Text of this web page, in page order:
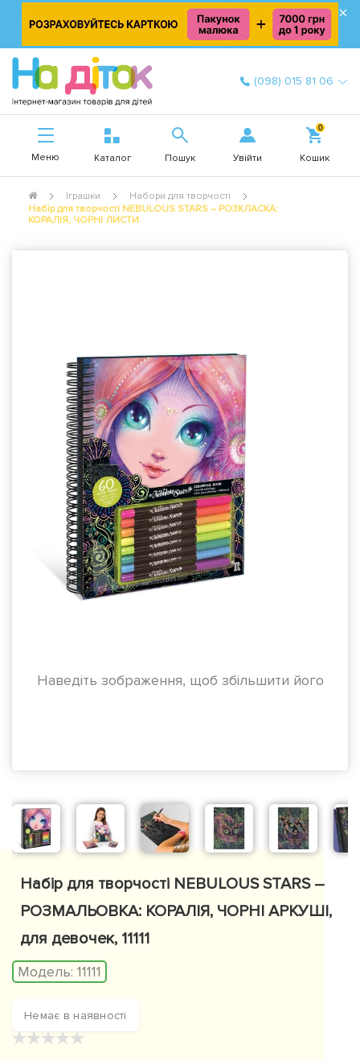
×
(098) 015 81 06
Меню Каталог Пошук Увійти
0
Кошик
Іграшки
Набори для творчості
Набір для творчості NEBULOUS STARS – РОЗКЛАСКА:
КОРАЛІЯ, ЧОРНІ ЛИСТИ
Наведіть зображення, щоб збільшити його
Набір для творчості NEBULOUS STARS –
РОЗМАЛЬОВКА: КОРАЛІЯ, ЧОРНІ АРКУШІ,
для девочек, 11111
Модель: 11111
Немає в наявності
★★★★★